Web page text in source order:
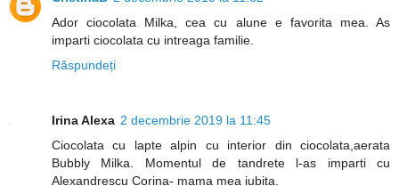
Ador ciocolata Milka, cea cu alune e favorita mea. As
imparti ciocolata cu intreaga familie.
Răspundeți
Irina Alexa 2 decembrie 2019 la 11:45
Ciocolata cu lapte alpin cu interior din ciocolata,aerata
Bubbly Milka. Momentul de tandrete l-as imparti cu
Alexandrescu Corina- mama mea iubita.